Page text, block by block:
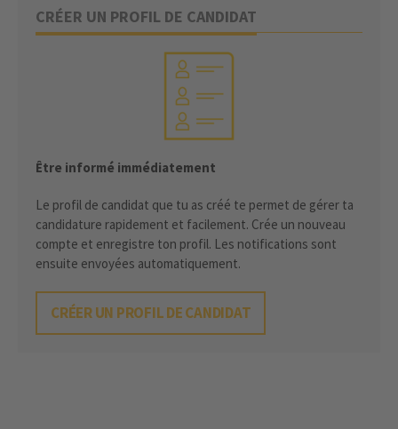
CRÉER UN PROFIL DE CANDIDAT
Être informé immédiatement
Le profil de candidat que tu as créé te permet de gérer ta
candidature rapidement et facilement. Crée un nouveau
compte et enregistre ton profil. Les notifications sont
ensuite envoyées automatiquement.
CRÉER UN PROFIL DE CANDIDAT